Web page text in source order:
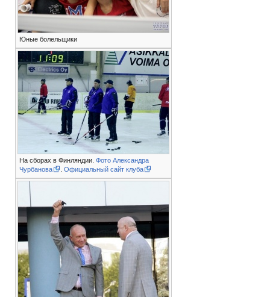
Юные болельщики
На сборах в Финляндии. Фото Александра
Чурбанова
Официальный сайт клуба